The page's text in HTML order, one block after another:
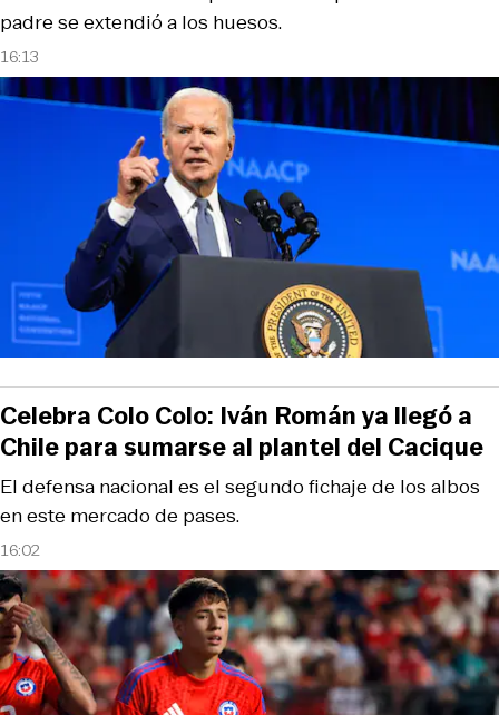
16:13
padre se extendió a los huesos.
16:02
El defensa nacional es el segundo fichaje de los albos
en este mercado de pases.
Celebra Colo Colo: Iván Román ya llegó a
Chile para sumarse al plantel del Cacique